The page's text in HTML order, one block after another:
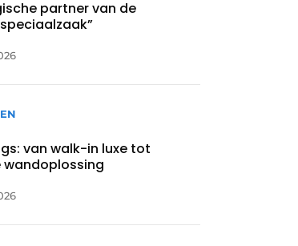
partner van de
van walk-in luxe tot
wandoplossing